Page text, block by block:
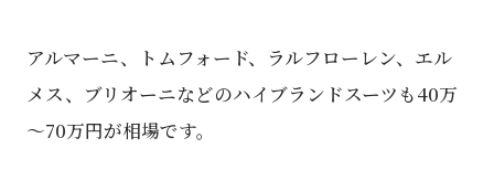
アルマーニ、トムフォード、ラルフローレン、エル
メス、ブリオーニなどのハイブランドスーツも40万
～70万円が相場です。